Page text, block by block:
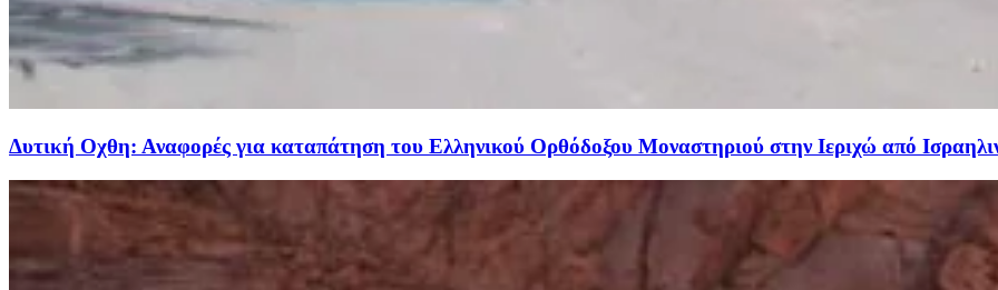
Δυτική Οχθη: Αναφορές για καταπάτηση του Ελληνικού Ορθόδοξου Μοναστηριού στην Ιεριχώ από